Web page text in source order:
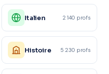
Italien 2 140 profs
Histoire 5 230 profs